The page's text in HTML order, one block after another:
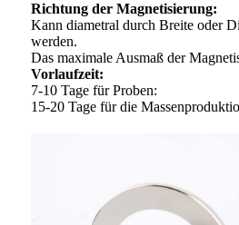
Richtung der Magnetisierung:
Kann diametral durch Breite oder
werden.
Das maximale Ausmaß der
Vorlaufzeit:
7-10 Tage für Proben:
15-20 Tage für die